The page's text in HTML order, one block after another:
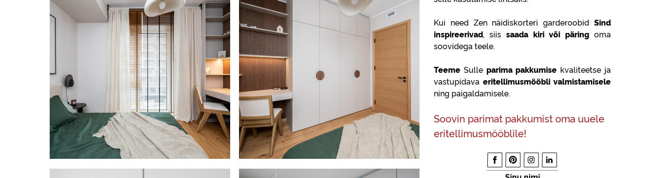
Kui need Zen näidiskorteri garderoobid Sind
inspireerivad, siis saada kiri või päringoma
soovidega teele.
Teeme Sulle parima pakkumise kvaliteetse ja
vastupidava eritellimusmööbli valmistamisele
ning paigaldamisele.
Soovin parimat pakkumist oma uuele
eritellimusmööblile!